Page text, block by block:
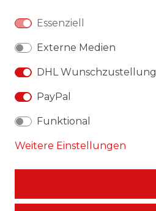
Essenziell
Externe Medien
DHL Wunschzustellung
PayPal
Funktional
Weitere Einstellungen